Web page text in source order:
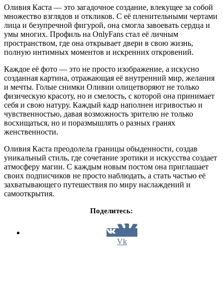
Оливия Каста — это загадочное создание, влекущее за собой
множество взглядов и откликов. С её пленительными чертами
лица и безупречной фигурой, она смогла завоевать сердца и
умы многих. Профиль на OnlyFans стал её личным
пространством, где она открывает двери в свою жизнь,
полную интимных моментов и искренних откровений.
Каждое её фото — это не просто изображение, а искусно
созданная картина, отражающая её внутренний мир, желания
и мечты. Голые снимки Оливии олицетворяют не только
физическую красоту, но и смелость, с которой она принимает
себя и свою натуру. Каждый кадр наполнен игривостью и
чувственностью, давая возможность зрителю не только
восхищаться, но и поразмышлять о разных гранях
женственности.
Оливия Каста преодолела границы обыденности, создав
уникальный стиль, где сочетание эротики и искусства создает
атмосферу магии. С каждым новым постом она приглашает
своих подписчиков не просто наблюдать, а стать частью её
захватывающего путешествия по миру наслаждений и
самооткрытия.
Поделитесь:
Vk